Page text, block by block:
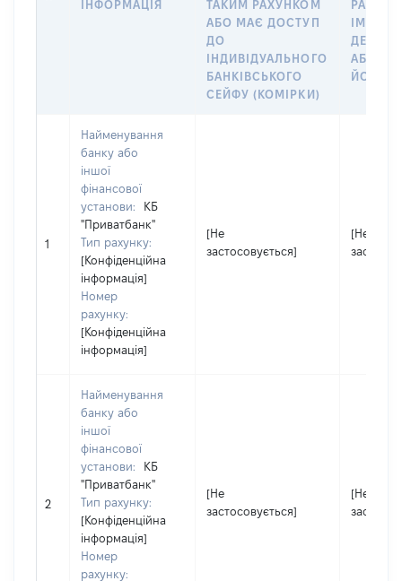
ІНФОРМАЦІЯ
ТАКИМ РАХУНКОМ
АБО МАЄ ДОСТУП
ДО
ІНДИВІДУАЛЬНОГО
БАНКІВСЬКОГО
СЕЙФУ (КОМІРКИ)
ІМ’Я
АБО
ЙОГО
1
Найменування
банку або
іншої
фінансової
установи:
КБ
"Приватбанк"
Тип рахунку:
[Конфіденційна
інформація]
Номер
рахунку:
[Конфіденційна
інформація]
[Не
застосовується]
[Не
2
Найменування
банку або
іншої
фінансової
установи:
КБ
"Приватбанк"
Тип рахунку:
[Конфіденційна
інформація]
Номер
рахунку:
[Не
застосовується]
[Не